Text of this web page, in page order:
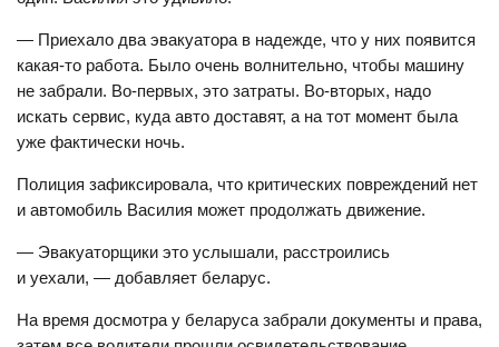
— Приехало два эвакуатора в надежде, что у них появится
какая-то работа. Было очень волнительно, чтобы машину
не забрали. Во-первых, это затраты. Во-вторых, надо
искать сервис, куда авто доставят, а на тот момент была
уже фактически ночь.
Полиция зафиксировала, что критических повреждений нет
и автомобиль Василия может продолжать движение.
— Эвакуаторщики это услышали, расстроились
и уехали, — добавляет беларус.
На время досмотра у беларуса забрали документы и права,